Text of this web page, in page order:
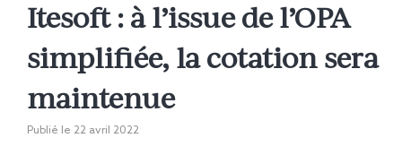
Itesoft : à l’issue de l’OPA
simplifiée, la cotation sera
maintenue
Publié le 22 avril 2022